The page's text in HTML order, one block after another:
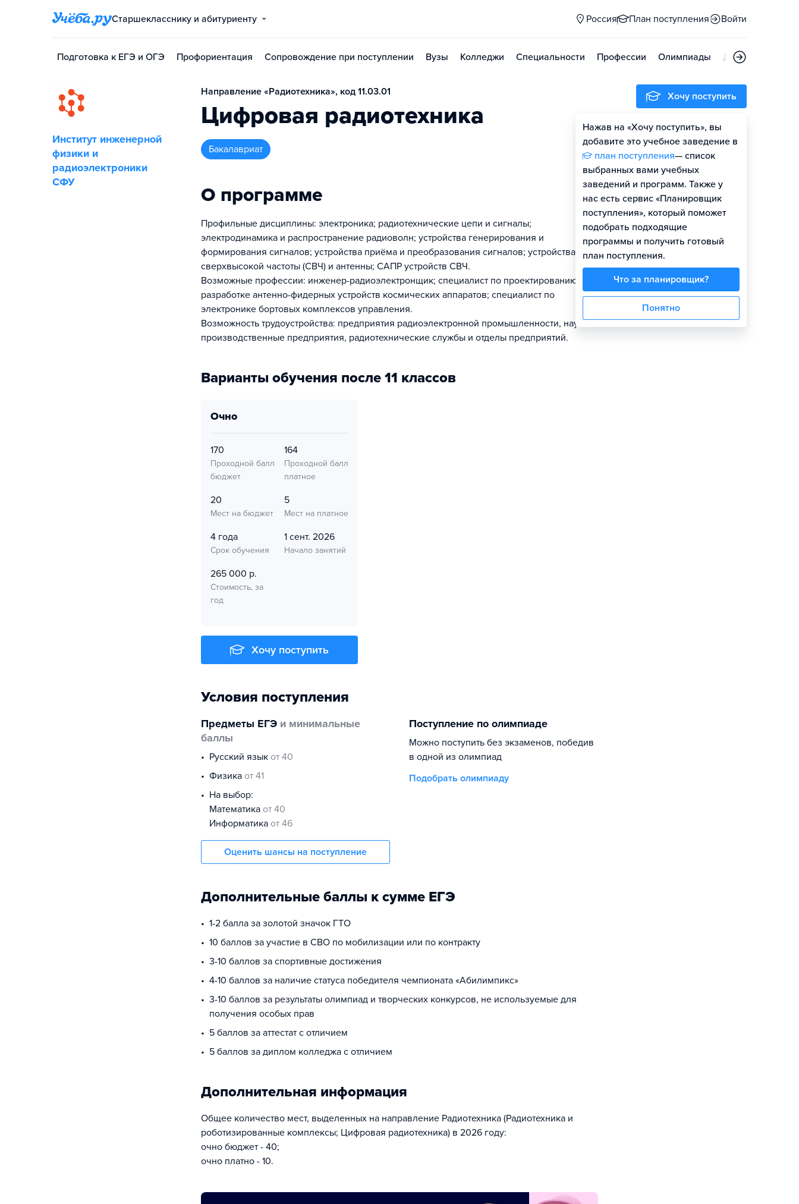
Старшекласснику и абитуриенту Россия План поступления Войти
Подготовка к ЕГЭ и ОГЭ Профориентация Сопровождение при поступлении Вузы Колледжи Специальности Профессии Олимпиады Дни открытых
Институт инженерной
физики и
радиоэлектроники
СФУ
Направление «Радиотехника», код 11.03.01
Цифровая радиотехника
бакалавриат
О программе
Профильные дисциплины: электроника; радиотехнические цепи и сигналы;
электродинамика и распространение радиоволн; устройства генерирования и
формирования сигналов; устройства приёма и преобразования сигналов; устройства
сверхвысокой частоты (СВЧ) и антенны; САПР устройств СВЧ.
Возможные профессии: инженер-радиоэлектронщик; специалист по проектированию и
разработке антенно-фидерных устройств космических аппаратов; специалист по
электронике бортовых комплексов управления.
Возможность трудоустройства: предприятия радиоэлектронной промышленности, научно-
производственные предприятия, радиотехнические службы и отделы предприятий.
Варианты обучения после 11 классов
очно
170
Проходной балл
бюджет
164
Проходной балл
платное
20
Мест на бюджет
5
Мест на платное
4 года
Срок обучения
1 сент. 2026
Начало занятий
265 000 р.
Стоимость, за
год
Хочу поступить
Условия поступления
Предметы ЕГЭ и минимальные
баллы
русский язык от 40
физика от 41
На выбор:
математика от 40
информатика от 46
Оценить шансы на поступление
Поступление по олимпиаде
Можно поступить без экзаменов, победив
в одной из олимпиад
Подобрать олимпиаду
Дополнительные баллы к сумме ЕГЭ
1-2 балла за золотой значок ГТО
10 баллов за участие в СВО по мобилизации или по контракту
3-10 баллов за спортивные достижения
4-10 баллов за наличие статуса победителя чемпионата «Абилимпикс»
3-10 баллов за результаты олимпиад и творческих конкурсов, не используемые для
получения особых прав
5 баллов за аттестат с отличием
5 баллов за диплом колледжа с отличием
Дополнительная информация
Общее количество мест, выделенных на направление Радиотехника (Радиотехника и
роботизированные комплексы; Цифровая радиотехника) в 2026 году:
очно бюджет - 40;
очно платно - 10.
Хочу поступить
Нажав на «Хочу поступить», вы
добавите это учебное заведение в
план поступления— список
выбранных вами учебных
заведений и программ. Также у
нас есть сервис «Планировщик
поступления», который поможет
подобрать подходящие
программы и получить готовый
план поступления.
Что за планировщик?
Понятно
Оценить шансы